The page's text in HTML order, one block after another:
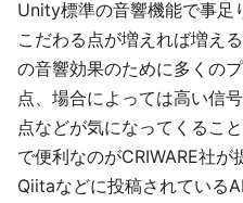
Unity標準の音響機能で事足
こだわる点が増えれば増え
の音響効果のために多くの
点、場合によっては高い信
点などが気になってくるこ
で便利なのがCRIWARE社が
Qiitaなどに投稿されている